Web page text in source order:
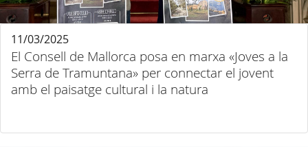
El Consell de Mallorca posa en marxa «Joves a la
Serra de Tramuntana» per connectar el jovent
amb el paisatge cultural i la natura
11/03/2025